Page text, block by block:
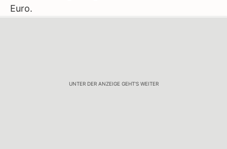
Euro.
UNTER DER ANZEIGE GEHT'S WEITER